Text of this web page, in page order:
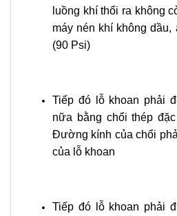
luồng khí thổi ra không
máy nén khí không dầu,
(90 Psi)
Tiếp đó lỗ khoan phải
nữa bằng chổi thép
Đường kính của chổi
của lỗ khoan
Tiếp đó lỗ khoan phải